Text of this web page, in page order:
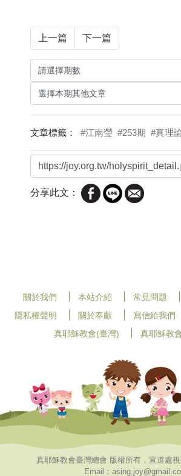
上一篇 下一篇
文章標籤： #江南瑩 #253期 #真理
分享此文：
關於我們 本站介紹 常見問題
隱私權聲明
關於奉獻 寫信給我們
真耶穌教會(臺灣)
真耶穌教
真耶穌教會臺灣總會 版權所有，宣道處
Email：